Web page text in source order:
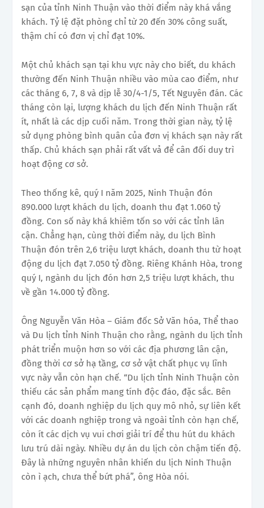
sạn của tỉnh Ninh Thuận vào thời điểm này khá vắng
khách. Tỷ lệ đặt phòng chỉ từ 20 đến 30% công suất,
thậm chí có đơn vị chỉ đạt 10%.
Một chủ khách sạn tại khu vực này cho biết, du khách
thường đến Ninh Thuận nhiều vào mùa cao điểm, như
các tháng 6, 7, 8 và dịp lễ 30/4-1/5, Tết Nguyên đán. Các
tháng còn lại, lượng khách du lịch đến Ninh Thuận rất
ít, nhất là các dịp cuối năm. Trong thời gian này, tỷ lệ
sử dụng phòng bình quân của đơn vị khách sạn này rất
thấp. Chủ khách sạn phải rất vất vả để cân đối duy trì
hoạt động cơ sở.
Theo thống kê, quý I năm 2025, Ninh Thuận đón
890.000 lượt khách du lịch, doanh thu đạt 1.060 tỷ
đồng. Con số này khá khiêm tốn so với các tỉnh lân
cận. Chẳng hạn, cùng thời điểm này, du lịch Bình
Thuận đón trên 2,6 triệu lượt khách, doanh thu từ hoạt
động du lịch đạt 7.050 tỷ đồng. Riêng Khánh Hòa, trong
quý I, ngành du lịch đón hơn 2,5 triệu lượt khách, thu
về gần 14.000 tỷ đồng.
Ông Nguyễn Văn Hòa – Giám đốc Sở Văn hóa, Thể thao
và Du lịch tỉnh Ninh Thuận cho rằng, ngành du lịch tỉnh
phát triển muộn hơn so với các địa phương lân cận,
đồng thời cơ sở hạ tầng, cơ sở vật chất phục vụ lĩnh
vực này vẫn còn hạn chế. “Du lịch tỉnh Ninh Thuận còn
thiếu các sản phẩm mang tính độc đáo, đặc sắc. Bên
cạnh đó, doanh nghiệp du lịch quy mô nhỏ, sự liên kết
với các doanh nghiệp trong và ngoài tỉnh còn hạn chế,
còn ít các dịch vụ vui chơi giải trí để thu hút du khách
lưu trú dài ngày. Nhiều dự án du lịch còn chậm tiến độ.
Đây là những nguyên nhân khiến du lịch Ninh Thuận
còn ì ạch, chưa thể bứt phá”, ông Hòa nói.